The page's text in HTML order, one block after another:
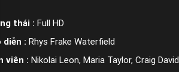
thái : Full HD
diễn : Rhys Frake Waterfield
viên : Nikolai Leon, Maria Taylor, Craig